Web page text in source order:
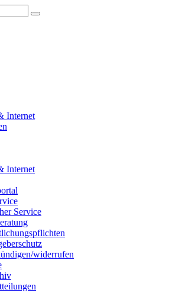
Internet
Internet
Service
widerrufen